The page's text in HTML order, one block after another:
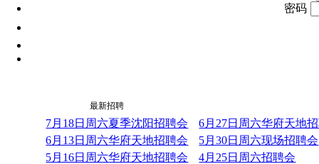
密码
最新招聘
7月18日周六夏季沈阳招聘会
6月27日周六华府天地
6月13日周六华府天地招聘会
5月30日周六现场招聘会
5月16日周六华府天地招聘会
4月25日周六招聘会